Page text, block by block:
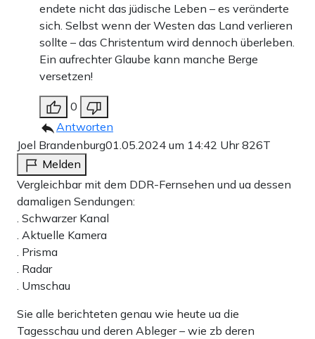
endete nicht das jüdische Leben – es veränderte
sich. Selbst wenn der Westen das Land verlieren
sollte – das Christentum wird dennoch überleben.
Ein aufrechter Glaube kann manche Berge
versetzen!
0
Antworten
Joel Brandenburg01.05.2024 um 14:42 Uhr826T
Melden
Vergleichbar mit dem DDR-Fernsehen und ua dessen
damaligen Sendungen:
. Schwarzer Kanal
. Aktuelle Kamera
. Prisma
. Radar
. Umschau
Sie alle berichteten genau wie heute ua die
Tagesschau und deren Ableger – wie zb deren